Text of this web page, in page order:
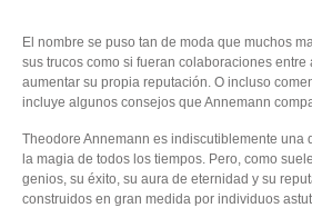
El nombre se puso tan de moda que muchos
sus trucos como si fueran colaboraciones entre
aumentar su propia reputación. O incluso
incluye algunos consejos que Annemann
Theodore Annemann es indiscutiblemente una
la magia de todos los tiempos. Pero, como
genios, su éxito, su aura de eternidad y su
construidos en gran medida por individuos